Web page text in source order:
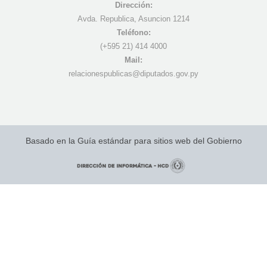
Dirección:
Avda. Republica, Asuncion 1214
Teléfono:
(+595 21) 414 4000
Mail:
relacionespublicas@diputados.gov.py
Basado en la Guía estándar para sitios web del Gobierno